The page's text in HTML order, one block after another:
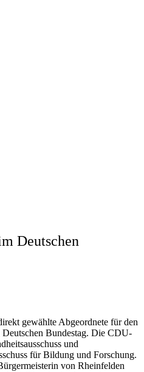
Deutschen
gewählte Abgeordnete für den
Bundestag. Die CDU-
und
für Bildung und Forschung.
von Rheinfelden